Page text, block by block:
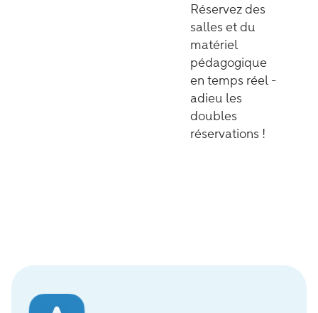
Réservez des
salles et du
matériel
pédagogique
en temps réel -
adieu les
doubles
réservations !